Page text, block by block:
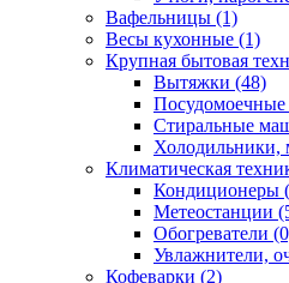
Вафельницы (1)
Весы кухонные (1)
Крупная бытовая
Вытяжки (48)
Стиральные
Холодильники,
Климатическая
Кондиционеры
Метеостанции
Обогреватели
Увлажнители,
Кофеварки (2)